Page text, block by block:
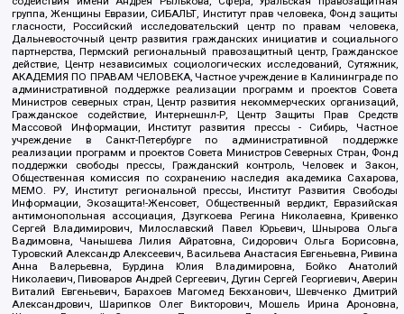
группа, Женщины Евразии, СИБАЛЬТ, Институт прав человека, Фонд защиты
гласности, Российский исследовательский центр по правам человека,
Дальневосточный центр развития гражданских инициатив и социального
партнерства, Пермский региональный правозащитный центр, Гражданское
действие, Центр независимых социологических исследований, Сутяжник,
АКАДЕМИЯ ПО ПРАВАМ ЧЕЛОВЕКА, Частное учреждение в Калининграде по
административной поддержке реализации программ и проектов Совета
Министров северных стран, Центр развития некоммерческих организаций,
Гражданское содействие, Интернешнл-Р, Центр Защиты Прав Средств
Массовой Информации, Институт развития прессы - Сибирь, Частное
учреждение в Санкт-Петербурге по административной поддержке
реализации программ и проектов Совета Министров Северных Стран, Фонд
поддержки свободы прессы, Гражданский контроль, Человек и Закон,
Общественная комиссия по сохранению наследия академика Сахарова,
МЕМО. РУ, Институт региональной прессы, Институт Развития Свободы
Информации, Экозащита!-Женсовет, Общественный вердикт, Евразийская
антимонопольная ассоциация, Дзугкоева Регина Николаевна, Кривенко
Сергей Владимирович, Милославский Павел Юрьевич, Шнырова Ольга
Вадимовна, Чанышева Лилия Айратовна, Сидорович Ольга Борисовна,
Туровский Александр Алексеевич, Васильева Анастасия Евгеньевна, Ривина
Анна Валерьевна, Бурдина Юлия Владимировна, Бойко Анатолий
Николаевич, Пивоваров Андрей Сергеевич, Дугин Сергей Георгиевич, Аверин
Виталий Евгеньевич, Барахоев Магомед Бекханович, Шевченко Дмитрий
Александрович, Шарипков Олег Викторович, Мошель Ирина Ароновна,